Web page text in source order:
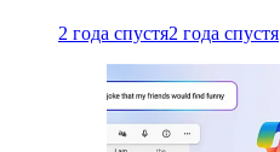
2 года спустя2 года спустя